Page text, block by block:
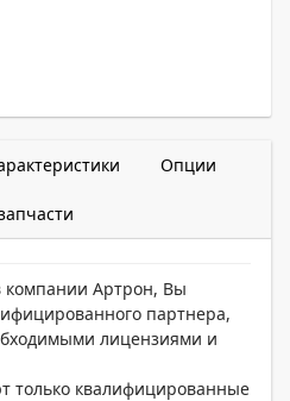
Опции
компании Артрон, Вы
партнера,
лицензиями и
только квалифицированные